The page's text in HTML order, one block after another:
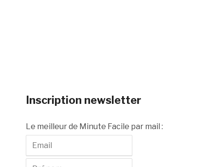
Inscription newsletter
Le meilleur de Minute Facile par mail :